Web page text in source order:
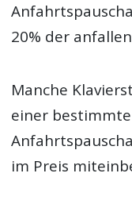
20% der
Manche
einer
im Preis